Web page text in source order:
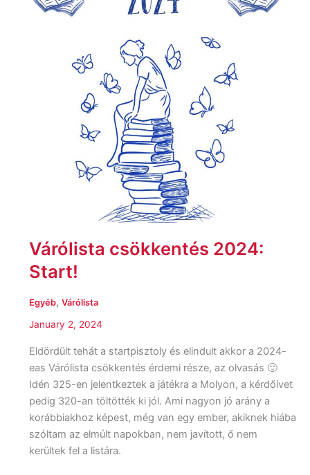
Várólista csökkentés 2024:
Start!
Egyéb, Várólista
January 2, 2024
Eldördült tehát a startpisztoly és elindult akkor a 2024-
eas Várólista csökkentés érdemi része, az olvasás 🙂
Idén 325-en jelentkeztek a játékra a Molyon, a kérdőívet
pedig 320-an töltötték ki jól. Ami nagyon jó arány a
korábbiakhoz képest, még van egy ember, akiknek hiába
szóltam az elmúlt napokban, nem javított, ő nem
kerültek fel a listára.